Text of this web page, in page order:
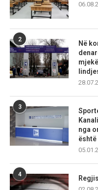
2
Në
3
nga
4